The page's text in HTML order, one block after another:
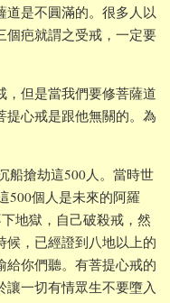
道是不圓滿的。很多人以
個疤就謂之受戒，一定要
，但是當我們要修菩薩道
提心戒是跟他無關的。為
船搶劫這500人。當時世
500個人是未來的阿羅
地獄，自己破殺戒，然
候，已經證到八地以上的
給你們聽。有菩提心戒的
一切有情眾生不要墮入